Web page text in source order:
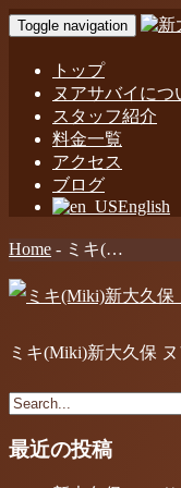
Toggle navigation
トップ
ヌアサバイにつ
スタッフ紹介
料金一覧
アクセス
ブログ
English
Home - ミキ(…
ミキ(Miki)新大久保
最近の投稿